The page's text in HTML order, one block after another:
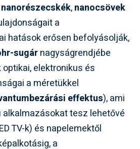
nanorészecskék,nanocsövek
a
hatások erősen befolyásolják,
sugárnagyságrendjébe
elektronikus és
a méretükkel
effektus), ami
alkalmazásokat tesz lehetővé
TV-k) és napelemektől
a